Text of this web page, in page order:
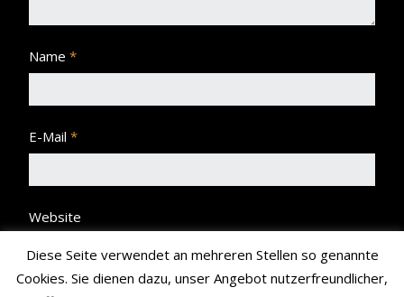
Name *
E-Mail *
Website
Diese Seite verwendet an mehreren Stellen so genannte
Cookies. Sie dienen dazu, unser Angebot nutzerfreundlicher,